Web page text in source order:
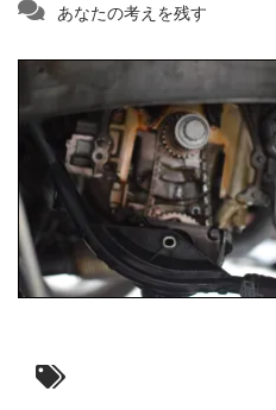
あなたの考えを残す